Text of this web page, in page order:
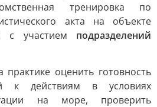
тренировка по
акта на объекте
с участием подразделений
оценить готовность
к действиям в условиях
на море, проверить